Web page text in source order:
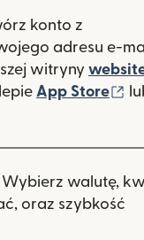
konto z
adresu e-
witryny
App Store
Wybierz walutę,
oraz szybkość